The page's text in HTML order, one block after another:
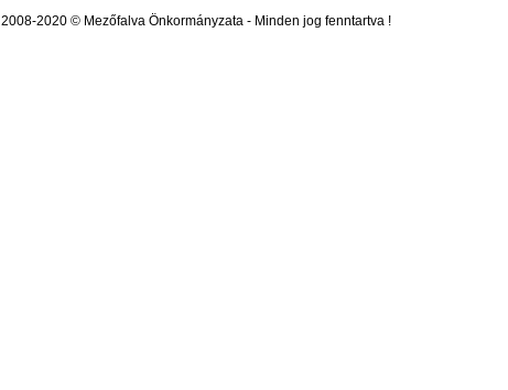
2008-2020 © Mezőfalva Önkormányzata - Minden jog fenntartva !